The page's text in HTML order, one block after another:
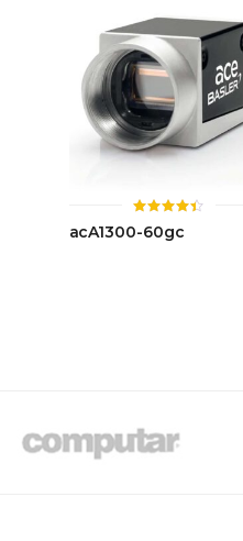
ให้
คะแนน
acA1300-60gc